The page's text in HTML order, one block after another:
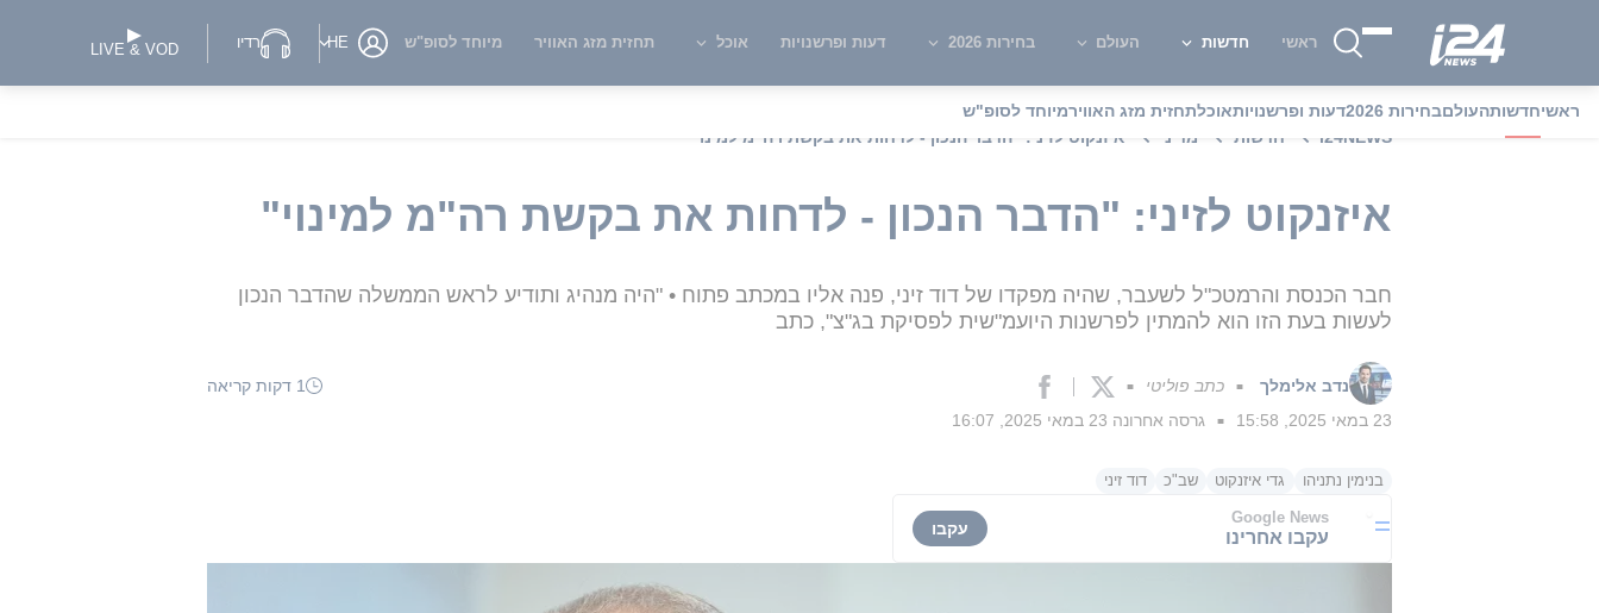
ראשי חדשות העולם בחירות 2026 דעות ופרשנויות אוכל תחזית מזג האוויר מיוחד לסופ"ש HE רדיו LIVE & VOD
ראשיחדשותהעולםבחירות 2026 דעות ופרשנויותאוכלתחזית מזג האווירמיוחד לסופ"ש
i24NEWS
חדשות מדיני איזנקוט לזיני: "הדבר הנכון - לדחות את בקשת רה"מ למינוי"
איזנקוט לזיני: "הדבר הנכון - לדחות את בקשת רה"מ למינוי"
חבר הכנסת והרמטכ"ל לשעבר, שהיה מפקדו של דוד זיני, פנה אליו במכתב פתוח • "היה מנהיג ותודיע לראש הממשלה שהדבר הנכון
לעשות בעת הזו הוא להמתין לפרשנות היועמ"שית לפסיקת בג"צ", כתב
נדב אלימלך ■ כתב פוליטי ■
1 דקות קריאה
23 במאי 2025, 15:58
■ גרסה אחרונה 23 במאי 2025, 16:07
בנימין נתניהו גדי איזנקוט שב"כ דוד זיני
Google News
עקבו אחרינו עקבו